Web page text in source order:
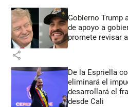
Gobierno Trump
de apoyo a
promete revisar
share
De la Espriella
eliminará el
desarrollará el
desde Cali